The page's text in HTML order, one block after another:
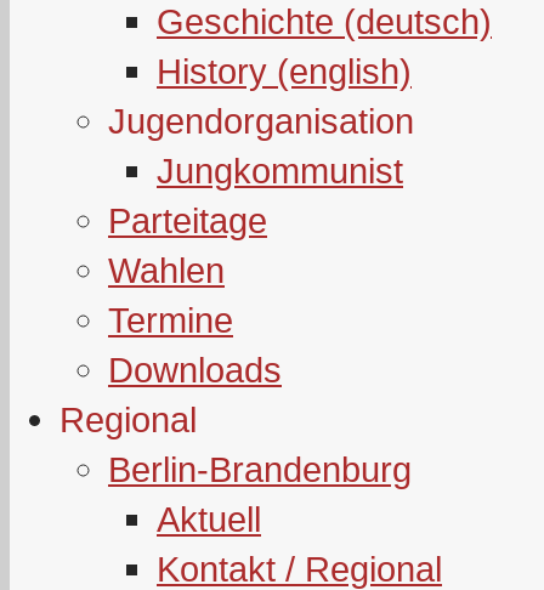
Geschichte (deutsch)
History (english)
Jugendorganisation
Jungkommunist
Parteitage
Wahlen
Termine
Downloads
Regional
Berlin-Brandenburg
Aktuell
Kontakt / Regional